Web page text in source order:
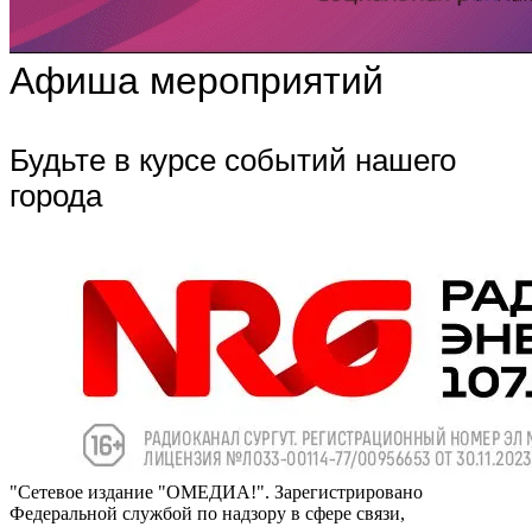
Афиша мероприятий
Будьте в курсе событий нашего
города
"Сетевое издание "ОМЕДИА!". Зарегистрировано
Федеральной службой по надзору в сфере связи,